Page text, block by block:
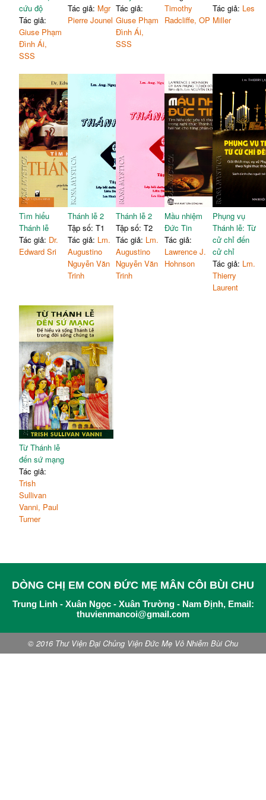
4. Làm dấu thánh giá
197
1. Âm giọng
285
2. Ánh mắt
cứu độ
Tác giả:
Giuse Phạm
Đình Ái,
SSS
Tác giả: Mgr
Pierre Jounel
Tác giả:
Giuse Phạm
Đình Ái,
SSS
Timothy
Radcliffe, OP
Tác giả: Les
Miller
Tìm hiểu
Thánh lễ
Tác giả: Dr.
Edward Sri
Thánh lễ 2
Tập số: T1
Tác giả: Lm.
Augustino
Nguyễn Văn
Trinh
Thánh lễ 2
Tập số: T2
Tác giả: Lm.
Augustino
Nguyễn Văn
Trinh
Mầu nhiệm
Đức Tin
Tác giả:
Lawrence J.
Hohnson
Phụng vụ
Thánh lễ: Từ
cử chỉ đến
cử chỉ
Tác giả: Lm.
Thierry
Laurent
Từ Thánh lễ
đến sứ mạng
Tác giả:
Trish
Sullivan
Vanni, Paul
Turner
DÒNG CHỊ EM CON ĐỨC MẸ MÂN CÔI BÙI CHU
Trung Linh - Xuân Ngọc - Xuân Trường - Nam Định, Email:
thuvienmancoi@gmail.com
© 2016 Thư Viện Đại Chủng Viện Đức Mẹ Vô Nhiễm Bùi Chu